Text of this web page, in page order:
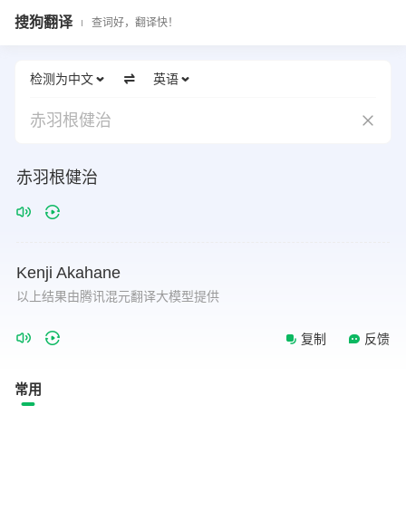
搜狗翻译 查词好，翻译快！
检测为中文 英语
赤羽根健治
赤羽根健治
Kenji Akahane
以上结果由腾讯混元翻译大模型提供
复制 反馈
常用